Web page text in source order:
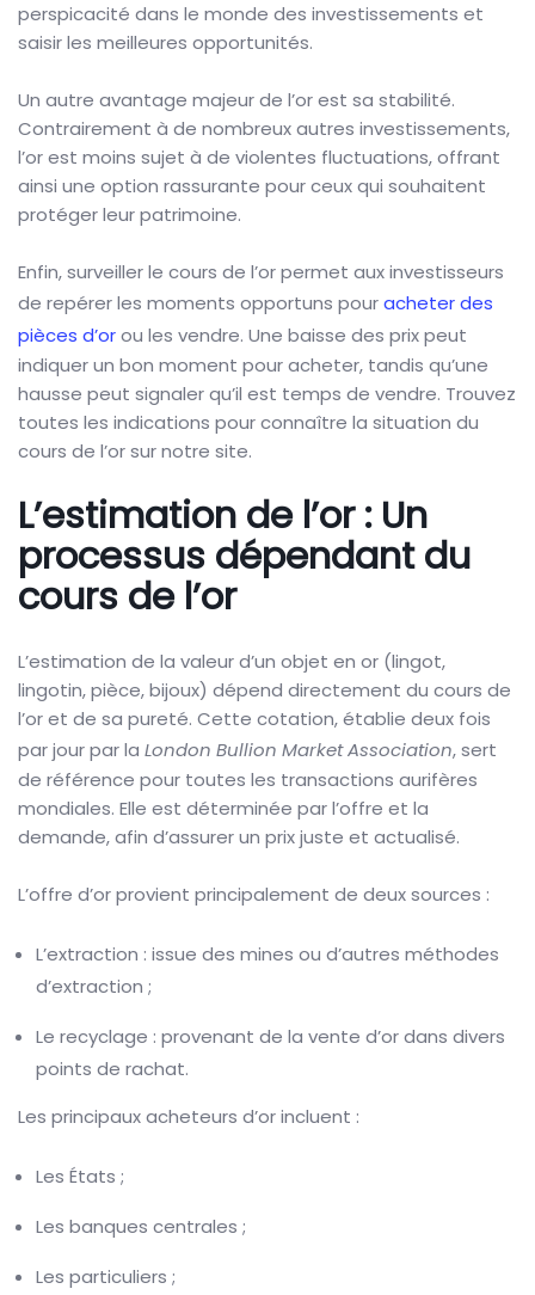
perspicacité dans le monde des investissements et
saisir les meilleures opportunités.
Un autre avantage majeur de l’or est sa stabilité.
Contrairement à de nombreux autres investissements,
l’or est moins sujet à de violentes fluctuations, offrant
ainsi une option rassurante pour ceux qui souhaitent
protéger leur patrimoine.
Enfin, surveiller le cours de l’or permet aux investisseurs
de repérer les moments opportuns pouracheter des
pièces d’orou les vendre. Une baisse des prix peut
indiquer un bon moment pour acheter, tandis qu’une
hausse peut signaler qu’il est temps de vendre. Trouvez
toutes les indications pour connaître la situation du
cours de l’or sur notre site.
L’estimation de l’or : Un
processus dépendant du
cours de l’or
L’estimation de la valeur d’un objet en or (lingot,
lingotin, pièce, bijoux) dépend directement du cours de
l’or et de sa pureté. Cette cotation, établie deux fois
par jour par la London Bullion Market Association, sert
de référence pour toutes les transactions aurifères
mondiales. Elle est déterminée par l’offre et la
demande, afin d’assurer un prix juste et actualisé.
L’offre d’or provient principalement de deux sources :
L’extraction : issue des mines ou d’autres méthodes
d’extraction ;
Le recyclage : provenant de la vente d’or dans divers
points de rachat.
Les principaux acheteurs d’or incluent :
Les États ;
Les banques centrales ;
Les particuliers ;